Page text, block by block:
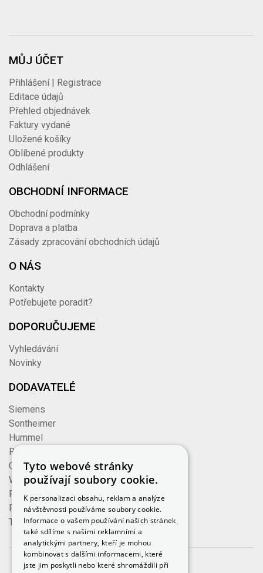
MŮJ ÚČET
Přihlášení | Registrace
Editace údajů
Přehled objednávek
Faktury vydané
Uložené košíky
Oblíbené produkty
Odhlášení
OBCHODNÍ INFORMACE
Obchodní podmínky
Doprava a platba
Zásady zpracování obchodních údajů
O NÁS
Kontakty
Potřebujete poradit?
DOPORUČUJEME
Vyhledávání
Novinky
DODAVATELÉ
Siemens
Sontheimer
Hummel
Rose
Cembre
Wieland
Formzeug
Finder
TE Connectivity
Tyto webové stránky
používají soubory cookie.
K personalizaci obsahu, reklam a analýze
návštěvnosti používáme soubory cookie.
Informace o vašem používání našich stránek
také sdílíme s našimi reklamními a
analytickými partnery, kteří je mohou
kombinovat s dalšími informacemi, které
jste jim poskytli nebo které shromáždili při